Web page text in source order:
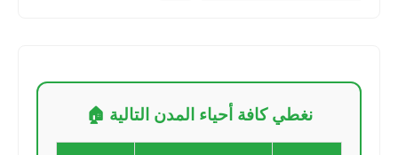
نغطي كافة أحياء المدن التالية 🏠